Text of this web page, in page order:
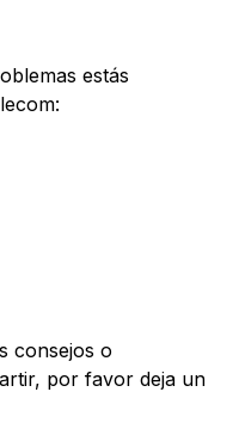
estás
consejos o
por favor deja un